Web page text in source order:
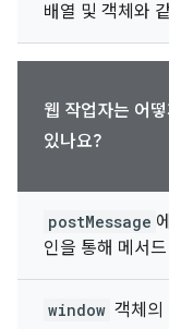
배열 및 객체와
웹 작업자는 어
있나요?
postMessage
인을 통해 메서
window 객체의